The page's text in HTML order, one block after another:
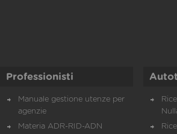
Professionisti
Manuale gestione utenze per
agenzie
Materia ADR-RID-ADN